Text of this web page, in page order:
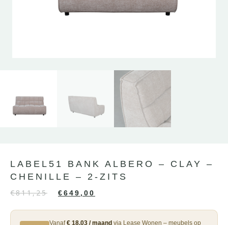
LABEL51 BANK ALBERO – CLAY –
CHENILLE – 2-ZITS
€811,25 €649,00
Vanaf€ 18,03 / maand via Lease Wonen – meubels op